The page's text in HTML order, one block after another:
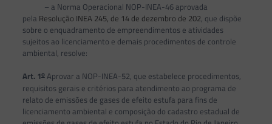
– a Norma Operacional NOP-INEA-46 aprovada
pela Resolução INEA 245, de 14 de dezembro de 202, que dispõe
sobre o enquadramento de empreendimentos e atividades
sujeitos ao licenciamento e demais procedimentos de controle
ambiental, resolve:
Art. 1oAprovar a NOP-INEA-52, que estabelece procedimentos,
requisitos gerais e critérios para atendimento ao programa de
relato de emissões de gases de efeito estufa para fins de
licenciamento ambiental e composição do cadastro estadual de